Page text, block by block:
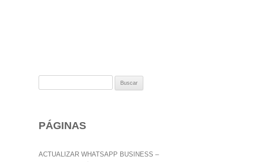
a
:
PÁGINAS
ACTUALIZAR WHATSAPP BUSINESS –